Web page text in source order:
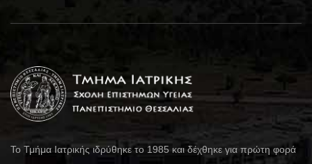
Το Τμήμα Ιατρικής ιδρύθηκε το 1985 και δέχθηκε για πρώτη φορά